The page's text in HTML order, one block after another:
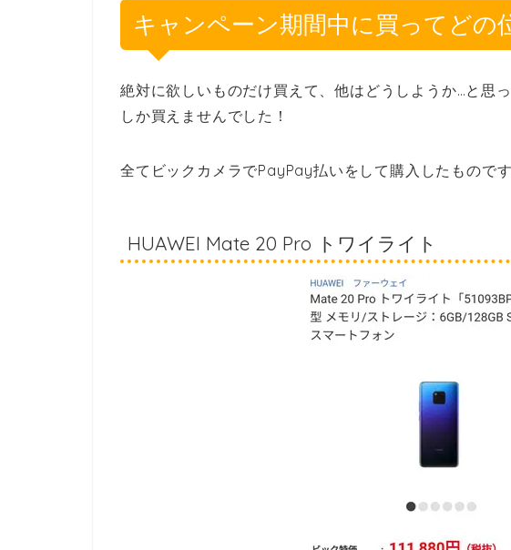
キャンペーン期間中に買ってどの
絶対に欲しいものだけ買えて、他はどうしようか…と思
しか買えませんでした！
全てビックカメラでPayPay払いをして購入したものです
HUAWEI Mate 20 Pro トワイライト